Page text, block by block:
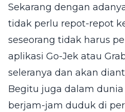
Sekarang dengan
tidak perlu repot-repot
seseorang tidak harus
aplikasi Go-Jek atau
seleranya dan akan
Begitu juga dalam
berjam-jam duduk di